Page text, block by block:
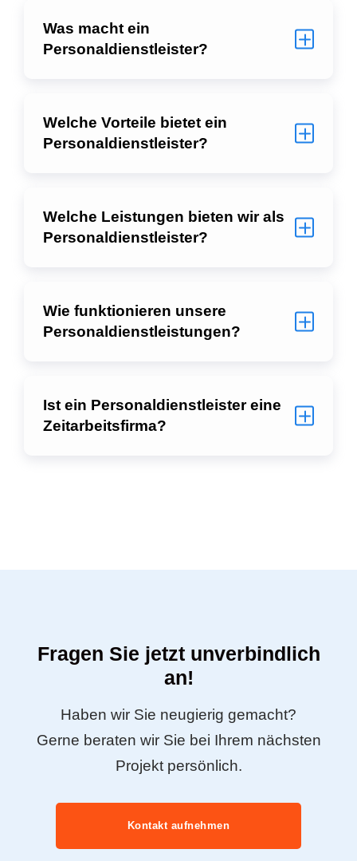
Was macht ein
Personaldienstleister?
Welche Vorteile bietet ein
Personaldienstleister?
Welche Leistungen bieten wir als
Personaldienstleister?
Wie funktionieren unsere
Personaldienstleistungen?
Ist ein Personaldienstleister eine
Zeitarbeitsfirma?
Fragen Sie jetzt unverbindlich
an!
Haben wir Sie neugierig gemacht?
Gerne beraten wir Sie bei Ihrem nächsten
Projekt persönlich.
Kontakt aufnehmen